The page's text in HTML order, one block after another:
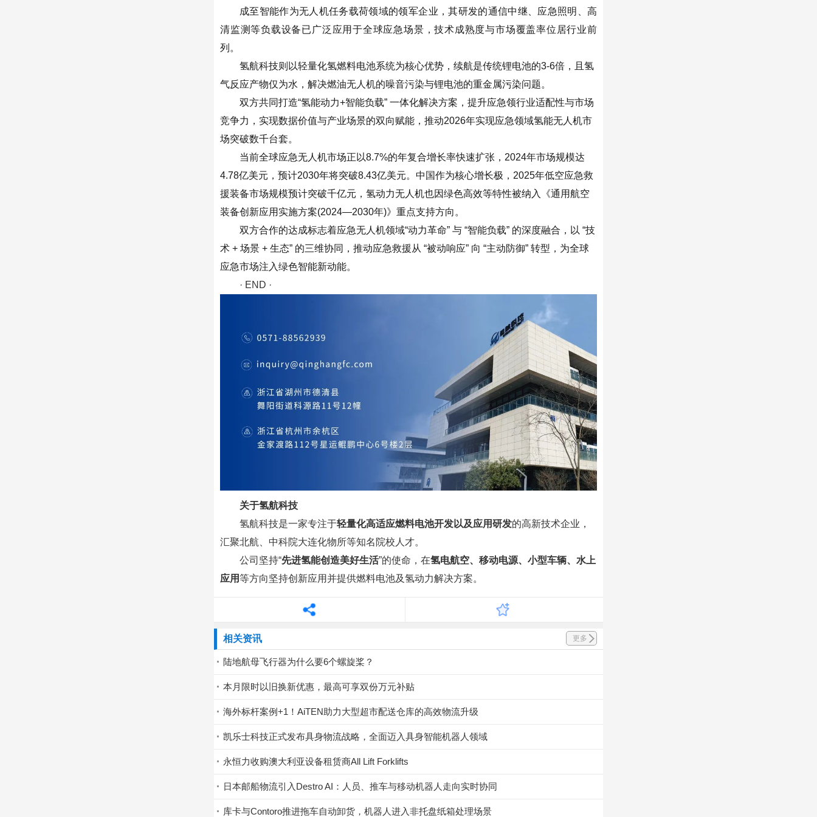
成至智能作为无人机任务载荷领域的领军企业，其研发的通信中继、应急照明、高
清监测等负载设备已广泛应用于全球应急场景，技术成熟度与市场覆盖率位居行业前
列。
氢航科技则以轻量化氢燃料电池系统为核心优势， 续航是传统锂电池的3-6倍，且氢
气反应产物仅为水，解决燃油无人机的噪音污染与锂电池的重金属污染问题。
双方共同打造“氢能动力+智能负载” 一体化解决方案 ，提升应急领行业适配性与市场
竞争力， 实现数据价值与产业场景的双向赋能，推动2026年实现应急领域氢能无人机市
场突破数千台套。
当前全球应急无人机市场正以8.7%的年复合增长率快速扩张， 2024年市场规模达
4.78亿美元，预计2030年将突破8.43亿美元。中国作为核心增长极，2025年低空应急救
援装备市场规模预计突破千亿元，氢动力无人机也因绿色高效等特性被纳入《通用航空
装备创新应用实施方案(2024—2030年)》重点支持方向。
双方合作的达成标志着应急无人机领域“动力革命” 与 “智能负载” 的深度融合，以 “技
术 + 场景 + 生态” 的三维协同，推动应急救援从 “被动响应” 向 “主动防御” 转型，为全球
应急市场注入绿色智能新动能。
· END ·
关于氢航科技
氢航科技是一家专注于轻量化高适应燃料电池开发以及应用研发的高新技术企业，
汇聚北航、中科院大连化物所等知名院校人才。
公司坚持“先进氢能创造美好生活”的使命，在氢电航空、移动电源、小型车辆、水上
应用等方向坚持创新应用并提供燃料电池及氢动力解决方案。
相关资讯 更多
陆地航母飞行器为什么要6个螺旋桨？
本月限时以旧换新优惠，最高可享双份万元补贴
海外标杆案例+1！AiTEN助力大型超市配送仓库的高效物流升级
凯乐士科技正式发布具身物流战略，全面迈入具身智能机器人领域
永恒力收购澳大利亚设备租赁商All Lift Forklifts
日本邮船物流引入Destro AI：人员、推车与移动机器人走向实时协同
库卡与Contoro推进拖车自动卸货，机器人进入非托盘纸箱处理场景